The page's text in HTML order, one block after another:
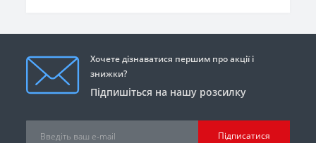
Хочете дізнаватися першим про акції і
знижки?
Підпишіться на нашу розсилку
Підписатися